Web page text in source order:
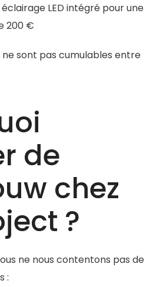
éclairage LED intégré pour une
200 €
sont pas cumulables entre
de
chez
?
ne nous contentons pas de
: